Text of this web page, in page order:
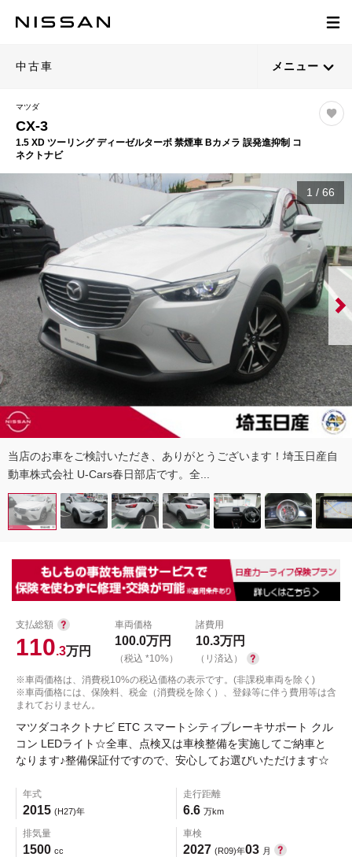
中古車 メニュー
マツダ
CX-3
1.5 XD ツーリング ディーゼルターボ 禁煙車 Bカメラ 誤発進抑制 コ
ネクトナビ
1 / 66
当店のお車をご検討いただき、ありがとうございます！埼玉日産自
動車株式会社 U-Cars春日部店です。全...
支払総額
110.3万円
車両価格
100.0万円
（税込 *10%）
諸費用
10.3万円
（リ済込）
※車両価格は、消費税10%の税込価格の表示です。(非課税車両を除く)
※車両価格には、保険料、税金（消費税を除く）、登録等に伴う費用等は含
まれておりません。
マツダコネクトナビ ETC スマートシティブレーキサポート クル
コン LEDライト☆全車、点検又は車検整備を実施してご納車と
なります♪整備保証付ですので、安心してお選びいただけます☆
年式
2015 (H27)年
走行距離
6.6 万km
排気量
1500 cc
車検
2027 (R09)年03 月